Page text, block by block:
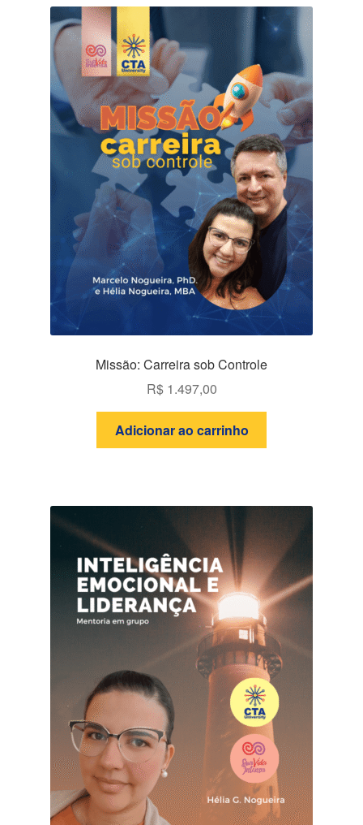
Missão: Carreira sob Controle
R$1.497,00
Adicionar ao carrinho